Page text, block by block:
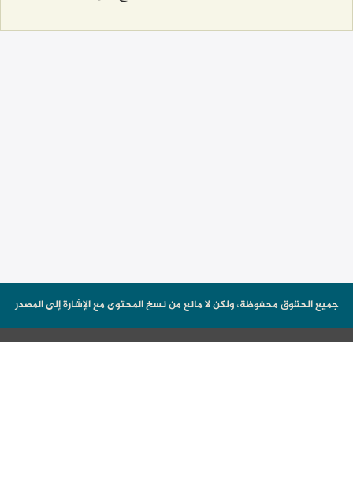
جميع الحقوق محفوظة، ولكن لا مانع من نسخ المحتوى مع الإشارة إلى المصدر